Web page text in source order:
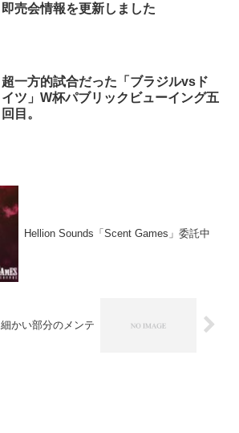
即売会情報を更新しました
超一方的試合だった「ブラジルvsド
イツ」W杯パブリックビューイング五
回目。
Hellion Sounds「Scent Games」委託中
細かい部分のメンテ